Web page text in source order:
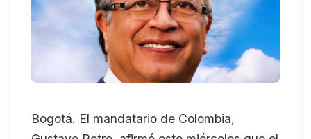
Bogotá. El mandatario de Colombia,